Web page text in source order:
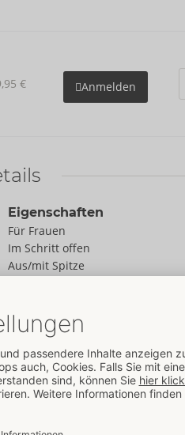
€ Anmelden
Eigenschaften
Für Frauen
Im Schritt offen
Aus/mit Spitze
Farbe:
schwarz
Material: 90% Polyamid, 10%
Elasthan
Zur Materialkunde
Größe